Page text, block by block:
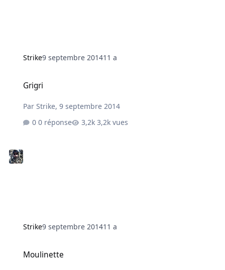
Strike9 septembre 201411 a
Grigri
ParStrike,9 septembre 2014
0 réponse
3,2k vues
Strike9 septembre 201411 a
Moulinette